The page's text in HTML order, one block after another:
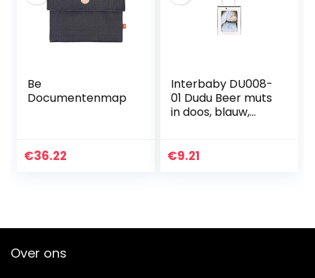
Be
Documentenmap
€36.22
Interbaby DU008-
01 Dudu Beer muts
in doos, blauw,
€9.21
Over ons